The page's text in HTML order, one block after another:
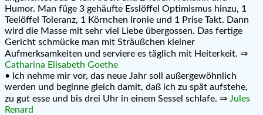
Humor. Man füge 3 gehäufte Esslöffel Optimismus hinzu, 1
Teelöffel Toleranz, 1 Körnchen Ironie und 1 Prise Takt. Dann
wird die Masse mit sehr viel Liebe übergossen. Das fertige
Gericht schmücke man mit Sträußchen kleiner
Aufmerksamkeiten und serviere es täglich mit Heiterkeit. ⇒
Catharina Elisabeth Goethe
• Ich nehme mir vor, das neue Jahr soll außergewöhnlich
werden und beginne gleich damit, daß ich zu spät aufstehe,
zu gut esse und bis drei Uhr in einem Sessel schlafe. ⇒ Jules
Renard